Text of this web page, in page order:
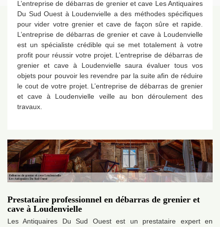
L’entreprise de débarras de grenier et cave Les Antiquaires
Du Sud Ouest à Loudenvielle a des méthodes spécifiques
pour vider votre grenier et cave de façon sûre et rapide.
L’entreprise de débarras de grenier et cave à Loudenvielle
est un spécialiste crédible qui se met totalement à votre
profit pour réussir votre projet. L’entreprise de débarras de
grenier et cave à Loudenvielle saura évaluer tous vos
objets pour pouvoir les revendre par la suite afin de réduire
le cout de votre projet. L’entreprise de débarras de grenier
et cave à Loudenvielle veille au bon déroulement des
travaux.
Prestataire professionnel en débarras de grenier et
cave à Loudenvielle
Les Antiquaires Du Sud Ouest est un prestataire expert en